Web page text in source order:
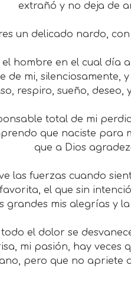
extrañó y no deja de
un delicado nardo,
hombre en el cual día
de mi, silenciosamente,
respiro, sueño, deseo,
total de mi
que naciste para
que a Dios
las fuerzas cuando
el que sin
grandes mis alegrías y
el dolor se
mi pasión, hay
pero que no apriete